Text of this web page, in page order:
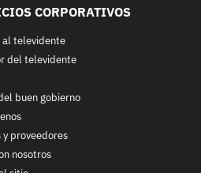
CORPORATIVOS
al televidente
del televidente
buen gobierno
y proveedores
nosotros